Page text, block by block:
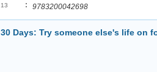
13
: 9783200042698
30 Days: Try someone else's life on